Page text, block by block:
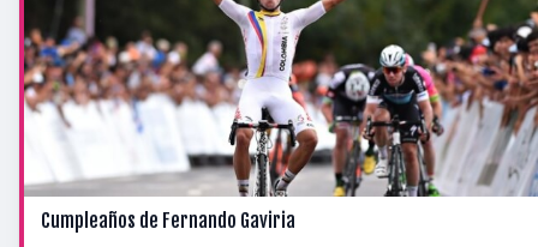
Cumpleaños de Fernando Gaviria